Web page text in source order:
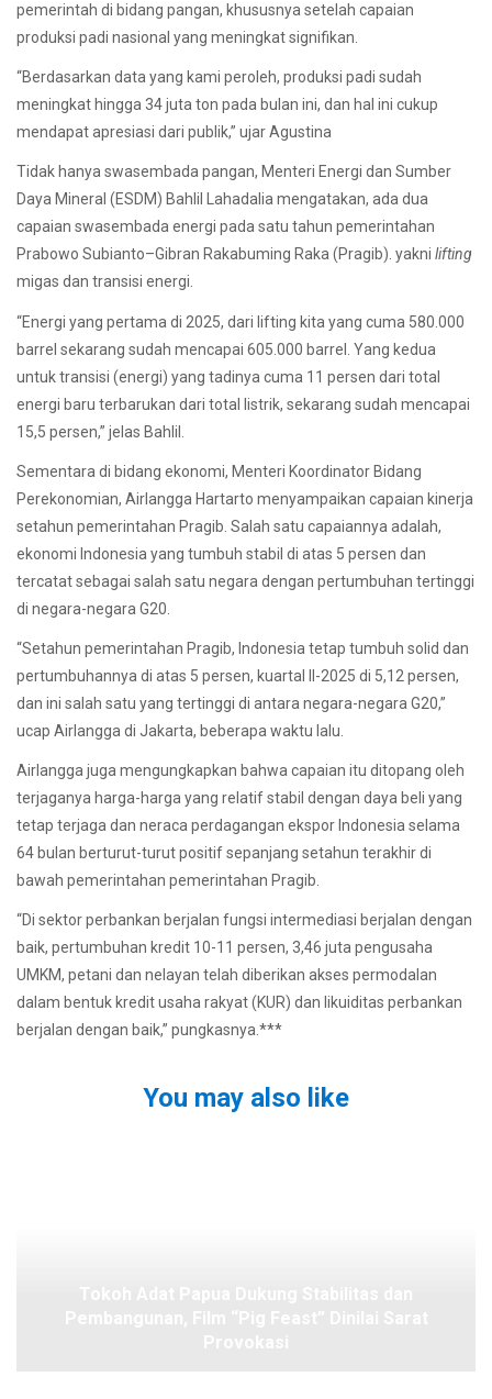
pemerintah di bidang pangan, khususnya setelah capaian
produksi padi nasional yang meningkat signifikan.
“Berdasarkan data yang kami peroleh, produksi padi sudah
meningkat hingga 34 juta ton pada bulan ini, dan hal ini cukup
mendapat apresiasi dari publik,” ujar Agustina
Tidak hanya swasembada pangan, Menteri Energi dan Sumber
Daya Mineral (ESDM) Bahlil Lahadalia mengatakan, ada dua
capaian swasembada energi pada satu tahun pemerintahan
Prabowo Subianto–Gibran Rakabuming Raka (Pragib). yakni lifting
migas dan transisi energi.
“Energi yang pertama di 2025, dari lifting kita yang cuma 580.000
barrel sekarang sudah mencapai 605.000 barrel. Yang kedua
untuk transisi (energi) yang tadinya cuma 11 persen dari total
energi baru terbarukan dari total listrik, sekarang sudah mencapai
15,5 persen,” jelas Bahlil.
Sementara di bidang ekonomi, Menteri Koordinator Bidang
Perekonomian, Airlangga Hartarto menyampaikan capaian kinerja
setahun pemerintahan Pragib. Salah satu capaiannya adalah,
ekonomi Indonesia yang tumbuh stabil di atas 5 persen dan
tercatat sebagai salah satu negara dengan pertumbuhan tertinggi
di negara-negara G20.
“Setahun pemerintahan Pragib, Indonesia tetap tumbuh solid dan
pertumbuhannya di atas 5 persen, kuartal II-2025 di 5,12 persen,
dan ini salah satu yang tertinggi di antara negara-negara G20,”
ucap Airlangga di Jakarta, beberapa waktu lalu.
Airlangga juga mengungkapkan bahwa capaian itu ditopang oleh
terjaganya harga-harga yang relatif stabil dengan daya beli yang
tetap terjaga dan neraca perdagangan ekspor Indonesia selama
64 bulan berturut-turut positif sepanjang setahun terakhir di
bawah pemerintahan pemerintahan Pragib.
“Di sektor perbankan berjalan fungsi intermediasi berjalan dengan
baik, pertumbuhan kredit 10-11 persen, 3,46 juta pengusaha
UMKM, petani dan nelayan telah diberikan akses permodalan
dalam bentuk kredit usaha rakyat (KUR) dan likuiditas perbankan
berjalan dengan baik,” pungkasnya.***
You may also like